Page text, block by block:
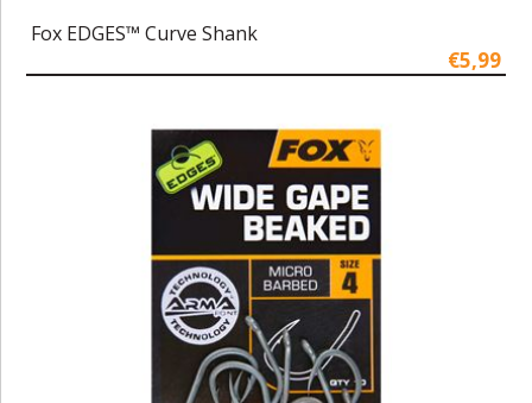
Fox EDGES™ Curve Shank
€5,99